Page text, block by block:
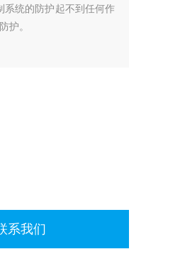
系统的防护起不到任何作
护。
系我们